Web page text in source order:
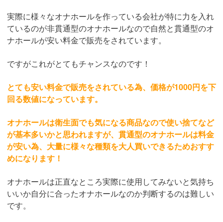
実際に様々なオナホールを作っている会社が特に力を入れ
ているのが非貫通型のオナホールなので自然と貫通型のオ
ナホールが安い料金で販売をされています。
ですがこれがとてもチャンスなのです！
とても安い料金で販売をされている為、価格が1000円を下
回る数値になっています。
オナホールは衛生面でも気になる商品なので使い捨てなど
が基本多いかと思われますが、貫通型のオナホールは料金
が安い為、大量に様々な種類を大人買いできるためおすす
めになります！
オナホールは正直なところ実際に使用してみないと気持ち
いいか自分に合ったオナホールなのか判断するのは難しい
です。